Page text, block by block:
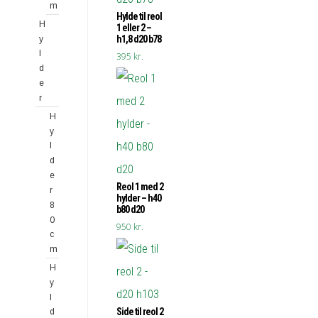
Hylde til reol
1 eller 2 –
h1,8 d20 b78
395 kr.
Reol 1 med 2
hylder – h40
b80 d20
950 kr.
Side til reol 2
m
H
y
d
e
r
H
y
d
e
r
8
0
c
m
H
y
l
d